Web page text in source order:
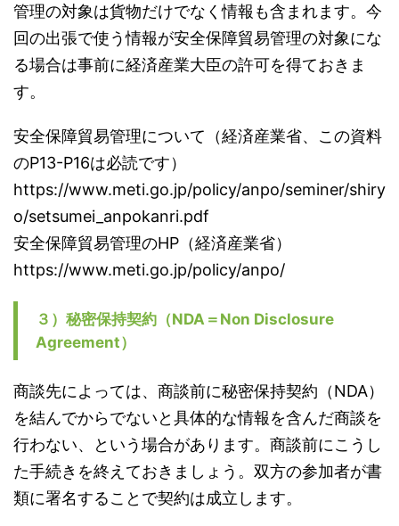
管理の対象は貨物だけでなく情報も含まれます。今
回の出張で使う情報が安全保障貿易管理の対象にな
る場合は事前に経済産業大臣の許可を得ておきま
す。
安全保障貿易管理について（経済産業省、この資料
のP13-P16は必読です）
https://www.meti.go.jp/policy/anpo/seminer/shiry
o/setsumei_anpokanri.pdf
安全保障貿易管理のHP（経済産業省）
https://www.meti.go.jp/policy/anpo/
３）秘密保持契約（NDA＝Non Disclosure
Agreement）
商談先によっては、商談前に秘密保持契約（NDA）
を結んでからでないと具体的な情報を含んだ商談を
行わない、という場合があります。商談前にこうし
た手続きを終えておきましょう。双方の参加者が書
類に署名することで契約は成立します。